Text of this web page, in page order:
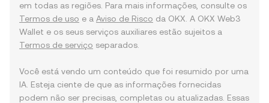
em todas as regiões. Para mais informações, consulte os
Termos de uso e a Aviso de Risco da OKX. A OKX Web3
Wallet e os seus serviços auxiliares estão sujeitos a
Termos de serviço separados.
Você está vendo um conteúdo que foi resumido por uma
IA. Esteja ciente de que as informações fornecidas
podem não ser precisas, completas ou atualizadas. Essas